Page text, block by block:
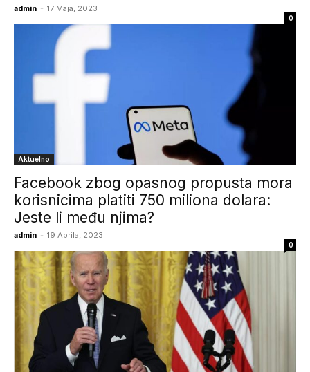
admin - 17 Maja, 2023
0
Aktuelno
Facebook zbog opasnog propusta mora
korisnicima platiti 750 miliona dolara:
Jeste li među njima?
admin - 19 Aprila, 2023
0